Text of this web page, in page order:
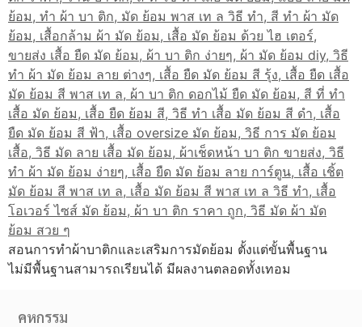
สอนการทำผ้าบาติกและเสริมการมัดย้อม ตั้งแต่ขั้นพื้นฐาน
ไม่มีพื้นฐานสามารถเรียนได้ มีผลงานตลอดทั้งเทอม
คหกรรม